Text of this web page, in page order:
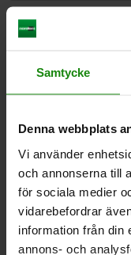
Samtycke
Denna webbplats
Vi använder
och annonserna till
för sociala medier
vidarebefordrar
information från din
annons- och
NEDLADDNINGAR
Andra